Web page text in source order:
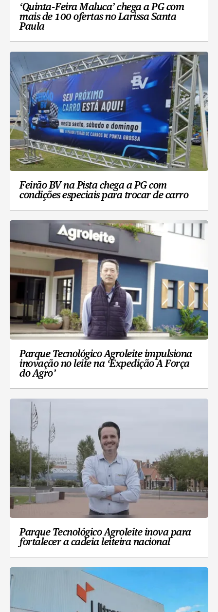
‘Quinta-Feira Maluca’ chega a PG com
mais de 100 ofertas no Larissa Santa
Paula
Feirão BV na Pista chega a PG com
condições especiais para trocar de carro
Parque Tecnológico Agroleite impulsiona
inovação no leite na ‘Expedição A Força
do Agro’
Parque Tecnológico Agroleite inova para
fortalecer a cadeia leiteira nacional